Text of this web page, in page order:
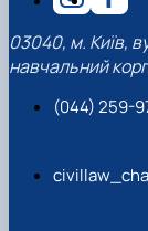
03040, м. Київ,
навчальний
(044) 259-